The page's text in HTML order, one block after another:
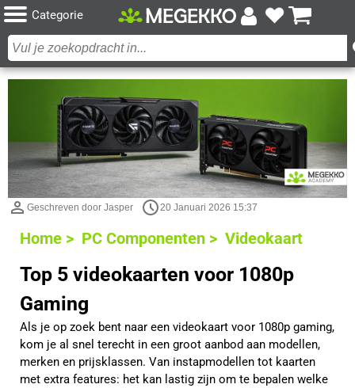
Categorie
Geschreven door Jasper 20 Januari 2026 15:37
Home > PC Componenten > Videokaart
Top 5 videokaarten voor 1080p
Gaming
Als je op zoek bent naar een videokaart voor 1080p gaming,
kom je al snel terecht in een groot aanbod aan modellen,
merken en prijsklassen. Van instapmodellen tot kaarten
met extra features: het kan lastig zijn om te bepalen welke